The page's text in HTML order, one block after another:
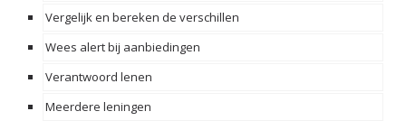
Vergelijk en bereken de verschillen
Wees alert bij aanbiedingen
Verantwoord lenen
Meerdere leningen